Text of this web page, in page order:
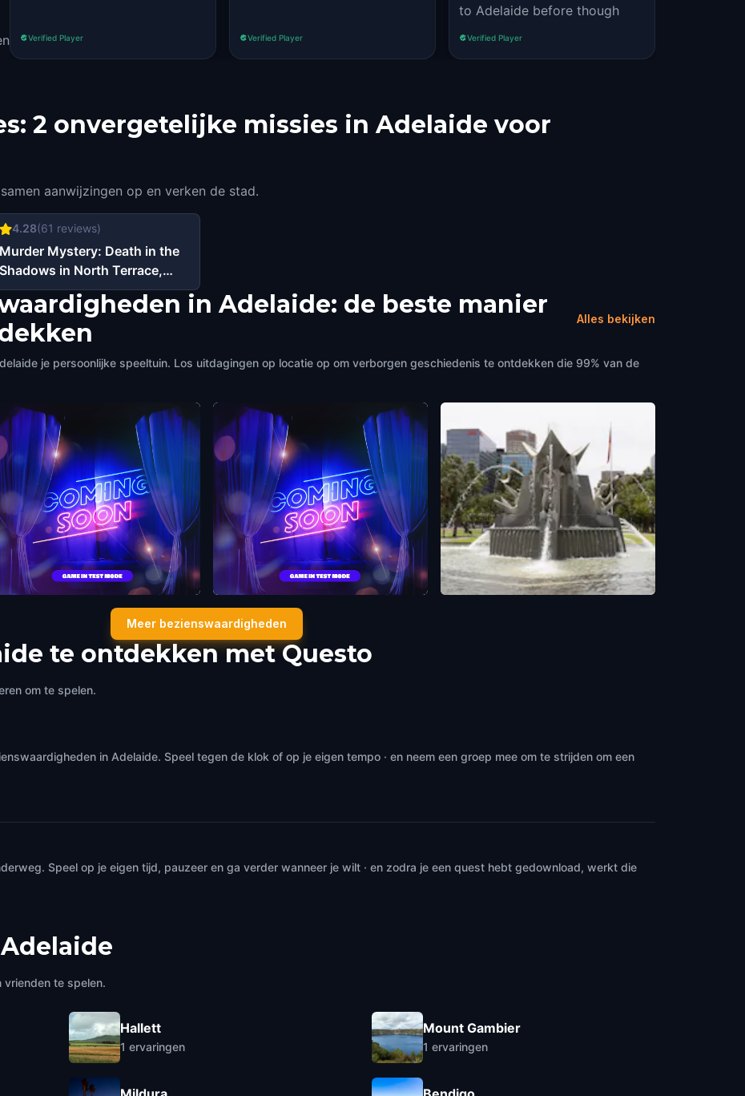
Verified Player Verified Player
to Adelaide before though
Verified Player
2 onvergetelijke missies in Adelaide voor
aanwijzingen op en verken de stad.
4.28(61 reviews)
Murder Mystery: Death in the
Shadows in North Terrace,
Adelaide
in Adelaide: de beste manier
Alles bekijken
je persoonlijke speeltuin. Los uitdagingen op locatie op om verborgen geschiedenis te ontdekken die 99% van de
Trades Hall Lane Mural Statue of Queen Victoria
Adelaide,Australia
Meer bezienswaardigheden
te ontdekken met Questo
om te spelen.
in Adelaide. Speel tegen de klok of op je eigen tempo · en neem een groep mee om te strijden om een
Speel op je eigen tijd, pauzeer en ga verder wanneer je wilt · en zodra je een quest hebt gedownload, werkt die
Adelaide
vrienden te spelen.
Hallett
1 ervaringen
Mount Gambier
1 ervaringen